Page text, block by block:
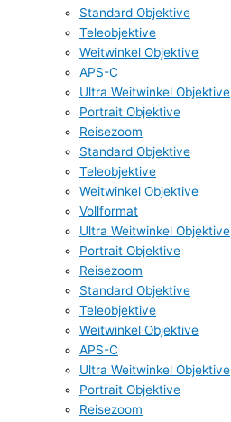
Standard Objektive
Teleobjektive
Weitwinkel Objektive
APS-C
Ultra Weitwinkel Objektive
Portrait Objektive
Reisezoom
Standard Objektive
Teleobjektive
Weitwinkel Objektive
Vollformat
Ultra Weitwinkel Objektive
Portrait Objektive
Reisezoom
Standard Objektive
Teleobjektive
Weitwinkel Objektive
APS-C
Ultra Weitwinkel Objektive
Portrait Objektive
Reisezoom